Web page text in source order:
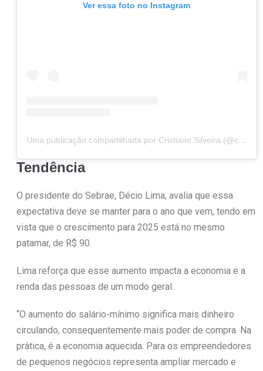
Ver essa foto no Instagram
Uma publicação compartilhada por Cristiano Silveira (@cristianosilveiramg)
Tendência
O presidente do Sebrae, Décio Lima, avalia que essa
expectativa deve se manter para o ano que vem, tendo em
vista que o crescimento para 2025 está no mesmo
patamar, de R$ 90.
Lima reforça que esse aumento impacta a economia e a
renda das pessoas de um modo geral.
“O aumento do salário-mínimo significa mais dinheiro
circulando, consequentemente mais poder de compra. Na
prática, é a economia aquecida. Para os empreendedores
de pequenos negócios representa ampliar mercado e